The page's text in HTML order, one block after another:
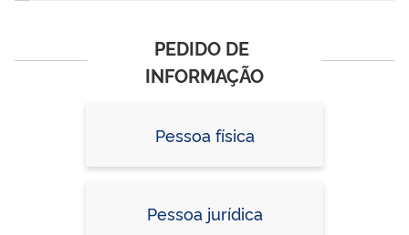
PEDIDO DE
INFORMAÇÃO
Pessoa física
Pessoa jurídica